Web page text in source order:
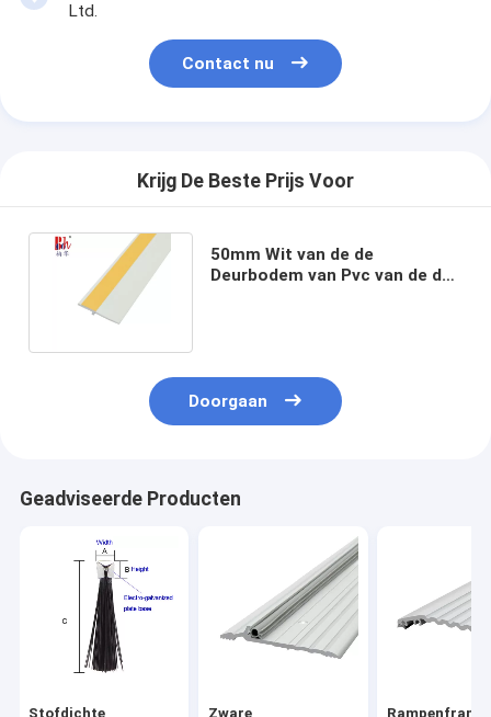
Ltd.
Contact nu
Krijg De Beste Prijs Voor
50mm Wit van de de
Deurbodem van Pvc van de de
Doorgaan
Geadviseerde Producten
Stofdichte Zware Rampenframe